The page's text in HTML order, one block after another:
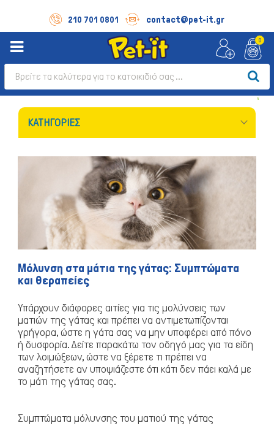
210 701 0801 contact@pet-it.gr
Σκύλος
0
ΚΑΤΗΓΟΡΊΕΣ
Μόλυνση στα μάτια της γάτας: Συμπτώματα
και θεραπείες
Υπάρχουν διάφορες αιτίες για τις μολύνσεις των
ματιών της γάτας και πρέπει να αντιμετωπίζονται
γρήγορα, ώστε η γάτα σας να μην υποφέρει από πόνο
ή δυσφορία. Δείτε παρακάτω τον οδηγό μας για τα είδη
των λοιμώξεων, ώστε να ξέρετε τι πρέπει να
αναζητήσετε αν υποψιάζεστε ότι κάτι δεν πάει καλά με
το μάτι της γάτας σας.
Συμπτώματα μόλυνσης του ματιού της γάτας